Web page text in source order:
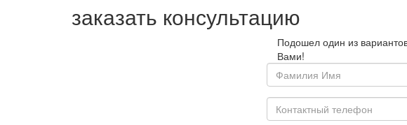
заказать консультацию
Подошел один из
Вами!